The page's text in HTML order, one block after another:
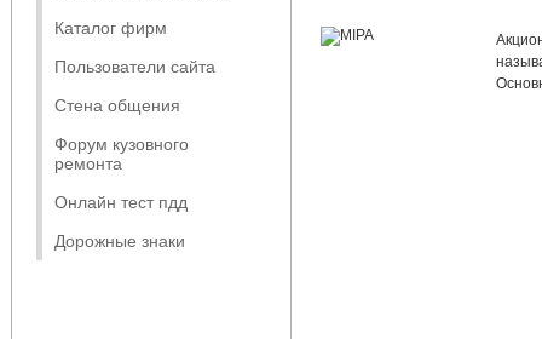
Каталог фирм
Пользователи сайта
Стена общения
Форум кузовного
ремонта
Онлайн тест пдд
Дорожные знаки